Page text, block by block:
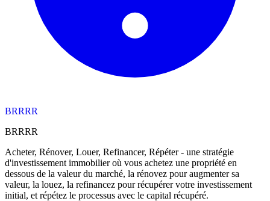
BRRRR
BRRRR
Acheter, Rénover, Louer, Refinancer, Répéter - une stratégie
d'investissement immobilier où vous achetez une propriété en
dessous de la valeur du marché, la rénovez pour augmenter sa
valeur, la louez, la refinancez pour récupérer votre investissement
initial, et répétez le processus avec le capital récupéré.